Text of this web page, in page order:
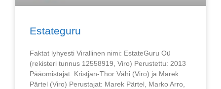
Estateguru
Faktat lyhyesti Virallinen nimi: EstateGuru Oü
(rekisteri tunnus 12558919, Viro) Perustettu: 2013
Pääomistajat: Kristjan-Thor Vähi (Viro) ja Marek
Pärtel (Viro) Perustajat: Marek Pärtel, Marko Arro,